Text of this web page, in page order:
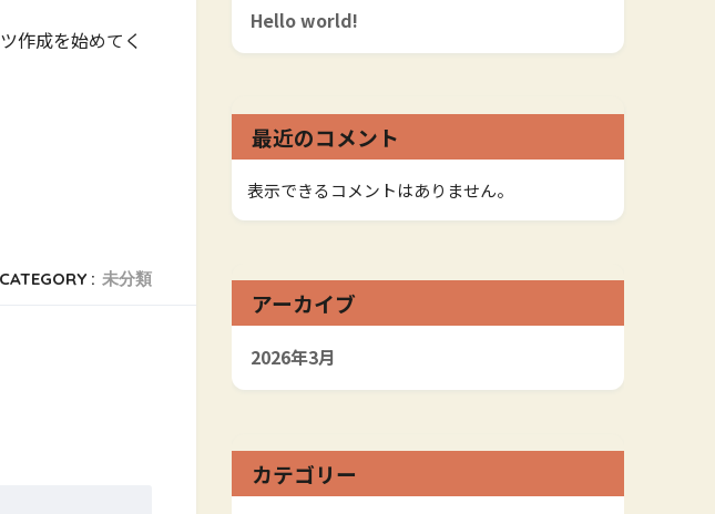
作成を始めてく
CATEGORY : 未分類
Hello world!
最近のコメント
表示できるコメントはありません。
アーカイブ
2026年3月
カテゴリー